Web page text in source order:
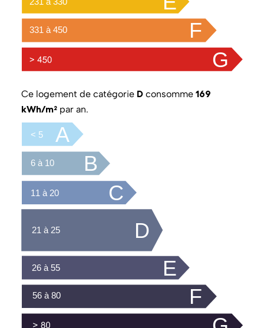
Ce logement de catégorie D consomme 169
kWh/m² par an.